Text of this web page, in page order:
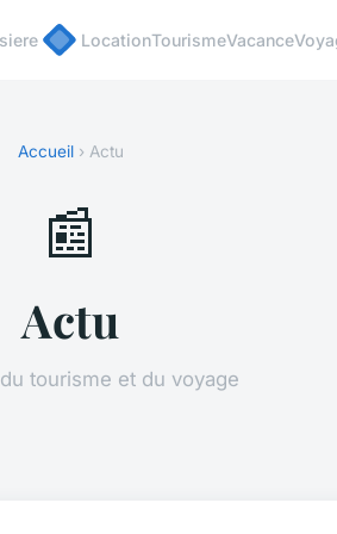
LocationTourismeVacance
Accueil› Actu
📰
Actu
tourisme et du voyage